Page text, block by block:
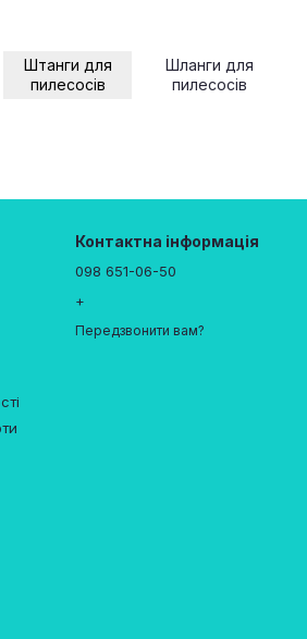
Штанги для
пилесосів
Шланги для
пилесосів
Контактна інформація
098 651-06-50
+
Передзвонити вам?